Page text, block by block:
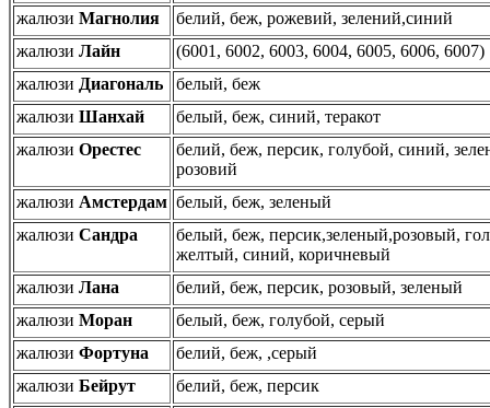
жалюзи Магнолия
белий, беж, рожевий, зелений,синий
жалюзи Лайн
(6001, 6002, 6003, 6004, 6005, 6006, 6007)
жалюзи Диагональ
белый, беж
жалюзи Шанхай
белый, беж, синий, теракот
жалюзи Орестес
белий, беж, персик, голубой, синий,
розовий
жалюзи Амстердам белый, беж, зеленый
жалюзи Сандра
белый, беж, персик,зеленый,розовый,
желтый, синий, коричневый
жалюзи Лана
белий, беж, персик, розовый, зеленый
жалюзи Моран
белый, беж, голубой, серый
жалюзи Фортуна
белий, беж, ,серый
жалюзи Бейрут
белий, беж, персик